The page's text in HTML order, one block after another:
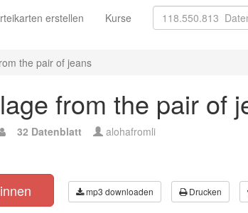
erstellen Kurse
the pair of jeans
from the pair of
32 Datenblatt alohafromli
mp3 downloaden Drucken